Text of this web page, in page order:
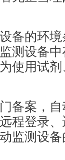
备的环
测设备
使用试
备案，
程登录
监测设